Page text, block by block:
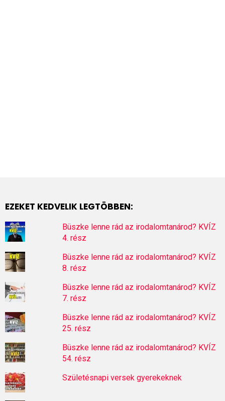
EZEKET KEDVELIK LEGTÖBBEN:
Büszke lenne rád az irodalomtanárod? KVÍZ
4. rész
Büszke lenne rád az irodalomtanárod? KVÍZ
8. rész
Büszke lenne rád az irodalomtanárod? KVÍZ
7. rész
Büszke lenne rád az irodalomtanárod? KVÍZ
25. rész
Büszke lenne rád az irodalomtanárod? KVÍZ
54. rész
Születésnapi versek gyerekeknek